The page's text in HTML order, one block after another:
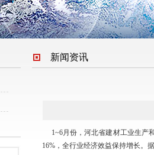
新闻资讯
1~6月份，河北省建材工业生产
16%，全行业经济效益保持增长。